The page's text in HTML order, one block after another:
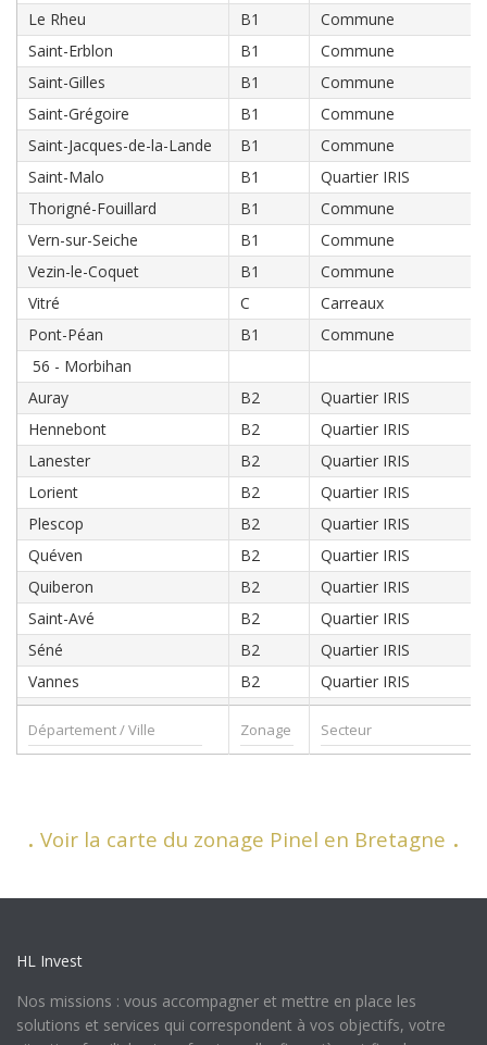
Le Rheu
B1
Commune
Saint-Erblon
B1
Commune
Saint-Gilles
B1
Commune
Saint-Grégoire
B1
Commune
Saint-Jacques-de-la-Lande
B1
Commune
Saint-Malo
B1
Quartier IRIS
Thorigné-Fouillard
B1
Commune
Vern-sur-Seiche
B1
Commune
Vezin-le-Coquet
B1
Commune
Vitré
C
Carreaux
Pont-Péan
B1
Commune
56 - Morbihan
Auray
B2
Quartier IRIS
Hennebont
B2
Quartier IRIS
Lanester
B2
Quartier IRIS
Lorient
B2
Quartier IRIS
Plescop
B2
Quartier IRIS
Quéven
B2
Quartier IRIS
Quiberon
B2
Quartier IRIS
Saint-Avé
B2
Quartier IRIS
Séné
B2
Quartier IRIS
Vannes
B2 Quartier IRIS
. Voir la carte du zonage Pinel en Bretagne .
HL Invest
Nos missions : vous accompagner et mettre en place les
solutions et services qui correspondent à vos objectifs, votre